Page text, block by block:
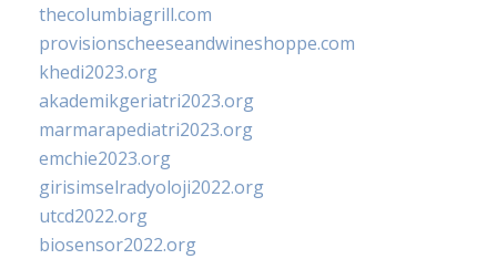
thecolumbiagrill.com
provisionscheeseandwineshoppe.com
khedi2023.org
akademikgeriatri2023.org
marmarapediatri2023.org
emchie2023.org
girisimselradyoloji2022.org
utcd2022.org
biosensor2022.org